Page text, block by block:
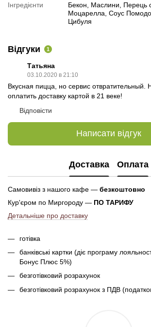
Інгредієнти
Бекон, Маслини, Перець
Моцарелла, Соус
Цибуля
Відгуки 1
Татьяна
03.10.2020 в 21:10
Вкусная пицца, но сервис отвратительный.
оплатить доставку картой в 21 веке!
Відповісти
Написати відгук
Доставка Оплата
Самовивіз з нашого кафе — безкоштовно
Кур'єром по Миргороду — ПО ТАРИФУ
Детальніше про доставку
готівка
банківські картки (діє програму
Бонус Плюс 5%)
безготівковий розрахунок
безготівковий розрахунок з ПДВ